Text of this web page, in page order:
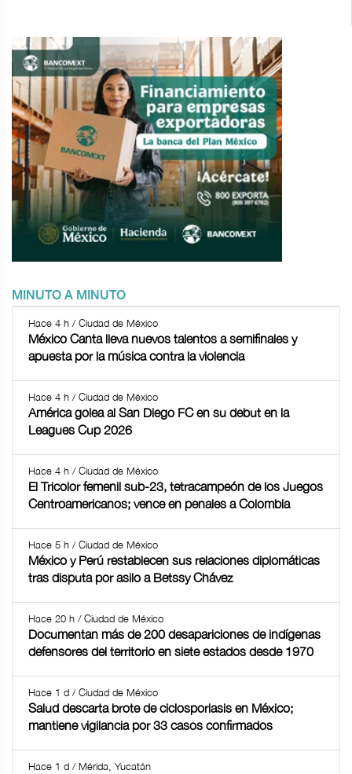
MINUTO A MINUTO
Hace 4 h / Ciudad de México
México Canta lleva nuevos talentos a semifinales y
apuesta por la música contra la violencia
Hace 4 h / Ciudad de México
América golea al San Diego FC en su debut en la
Leagues Cup 2026
Hace 4 h / Ciudad de México
El Tricolor femenil sub-23, tetracampeón de los Juegos
Centroamericanos; vence en penales a Colombia
Hace 5 h / Ciudad de México
México y Perú restablecen sus relaciones diplomáticas
tras disputa por asilo a Betssy Chávez
Hace 20 h / Ciudad de México
Documentan más de 200 desapariciones de indígenas
defensores del territorio en siete estados desde 1970
Hace 1 d / Ciudad de México
Salud descarta brote de ciclosporiasis en México;
mantiene vigilancia por 33 casos confirmados
Hace 1 d / Mérida, Yucatán